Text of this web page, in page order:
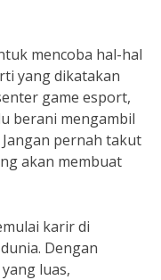
mencoba hal-hal
yang dikatakan
game esport,
berani mengambil
pernah takut
akan membuat
karir di
Dengan
luas,